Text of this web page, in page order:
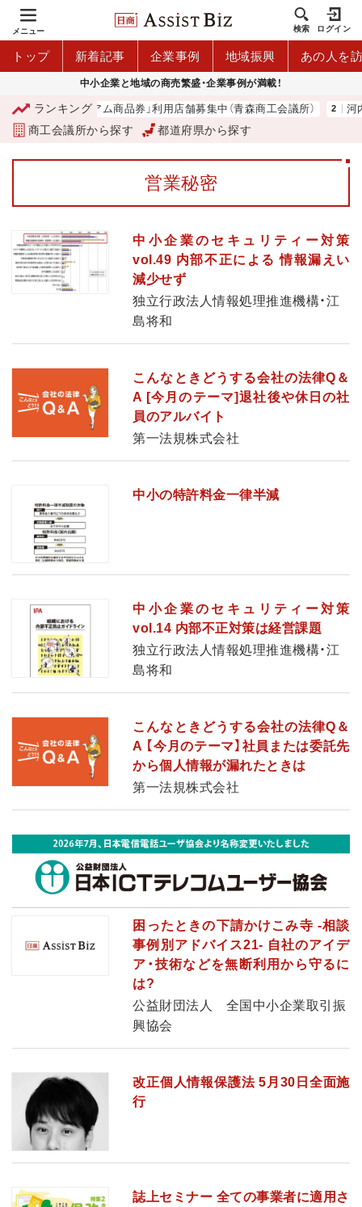
メニュー 検索 ログイン
トップ 新着記事 企業事例 地域振興 あの人を
中小企業と地域の商売繁盛・企業事例が満載！
ランキング
「青森市プレミアム商品券」利用店舗募集中（青森商工会議所） 河内
商工会議所から探す 都道府県から探す
営業秘密
中小企業のセキュリティー対策
vol.49 内部不正による 情報漏えい
減少せず
独立行政法人情報処理推進機構・江
島将和
こんなときどうする会社の法律Q＆
A [今月のテーマ]退社後や休日の社
員のアルバイト
第一法規株式会社
中小の特許料金一律半減
中小企業のセキュリティー対策
vol.14 内部不正対策は経営課題
独立行政法人情報処理推進機構・江
島将和
こんなときどうする会社の法律Q＆
A 【今月のテーマ】社員または委託先
から個人情報が漏れたときは
第一法規株式会社
困ったときの下請かけこみ寺 -相談
事例別アドバイス21- 自社のアイデ
ア・技術などを無断利用から守るに
は?
公益財団法人 全国中小企業取引振
興協会
改正個人情報保護法 5月30日全面施
行
誌上セミナー 全ての事業者に適用さ